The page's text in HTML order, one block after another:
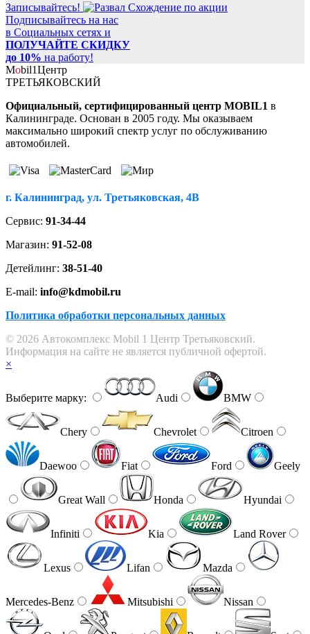
Записывайтесь!
Подписывайтесь на нас
в Социальных сетях и
ПОЛУЧАЙТЕ СКИДКУ
до 10% на работу!
Mobil1Центр
ТРЕТЬЯКОВСКИЙ
Официальный, сертифицированный центр MOBIL1 в
Калининграде. Основан в 2005 году. Мы оказываем
максимально широкий спектр услуг по обслуживанию
автомобилей.
г. Калининград, ул. Третьяковская, 4В
Сервис: 91-34-44
Магазин: 91-52-08
Детейлинг: 38-51-40
E-mail: info@kdmobil.ru
Политика обработки персональных данных
© 2026 Автокомплекс Mobil 1 Центр Третьяковский.
Информация на сайте не является публичной офертой.
×
Выберите марку: Audi BMW
Chery Chevrolet Citroen
Daewoo Fiat Ford Geely
Great Wall Honda Hyundai
Infiniti Kia Land Rover
Lexus Lifan Mazda
Mercedes-Benz Mitsubishi Nissan